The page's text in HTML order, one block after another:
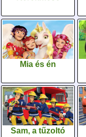
Mia és én
Sam, a tűzoltó